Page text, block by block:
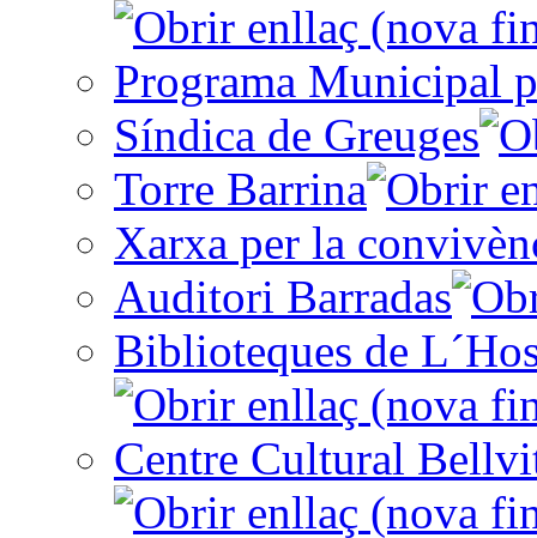
Programa Municipal
Síndica de Greuges
Torre Barrina
Xarxa per la
Auditori Barradas
Biblioteques de
Centre Cultural